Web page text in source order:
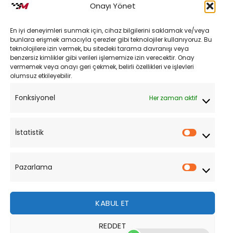
Onayı Yönet
En iyi deneyimleri sunmak için, cihaz bilgilerini saklamak ve/veya
bunlara erişmek amacıyla çerezler gibi teknolojiler kullanıyoruz. Bu
teknolojilere izin vermek, bu sitedeki tarama davranışı veya
benzersiz kimlikler gibi verileri işlememize izin verecektir. Onay
vermemek veya onayı geri çekmek, belirli özellikleri ve işlevleri
olumsuz etkileyebilir.
Fonksiyonel Her zaman aktif
İstatistik
Pazarlama
KABUL ET
REDDET
Kişisel Verilerin Korunması
Mesafeli Satış Sözleşmesi
Sipariş Takibi
Bu site, size daha iyi bir tarama deneyimi sunmak için